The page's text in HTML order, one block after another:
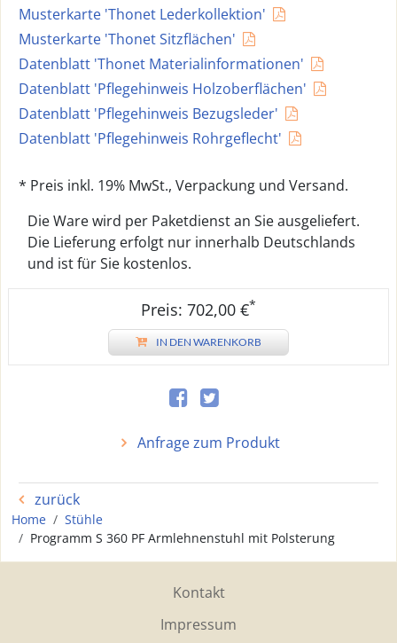
Musterkarte 'Thonet Lederkollektion'
Musterkarte 'Thonet Sitzflächen'
Datenblatt 'Thonet Materialinformationen'
Datenblatt 'Pflegehinweis Holzoberflächen'
Datenblatt 'Pflegehinweis Bezugsleder'
Datenblatt 'Pflegehinweis Rohrgeflecht'
* Preis inkl. 19% MwSt., Verpackung und Versand.
Die Ware wird per Paketdienst an Sie ausgeliefert.
Die Lieferung erfolgt nur innerhalb Deutschlands
und ist für Sie kostenlos.
Preis: 702,00 €*
IN DEN WARENKORB
Anfrage zum Produkt
zurück
Home
Stühle
Programm S 360 PF Armlehnenstuhl mit Polsterung
Kontakt
Impressum